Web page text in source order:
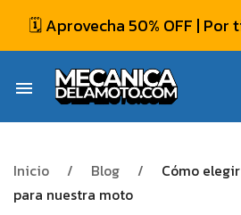
🗓️ Aprovecha 50% OFF |
menu
Inicio Blog
Cómo
para nuestra moto